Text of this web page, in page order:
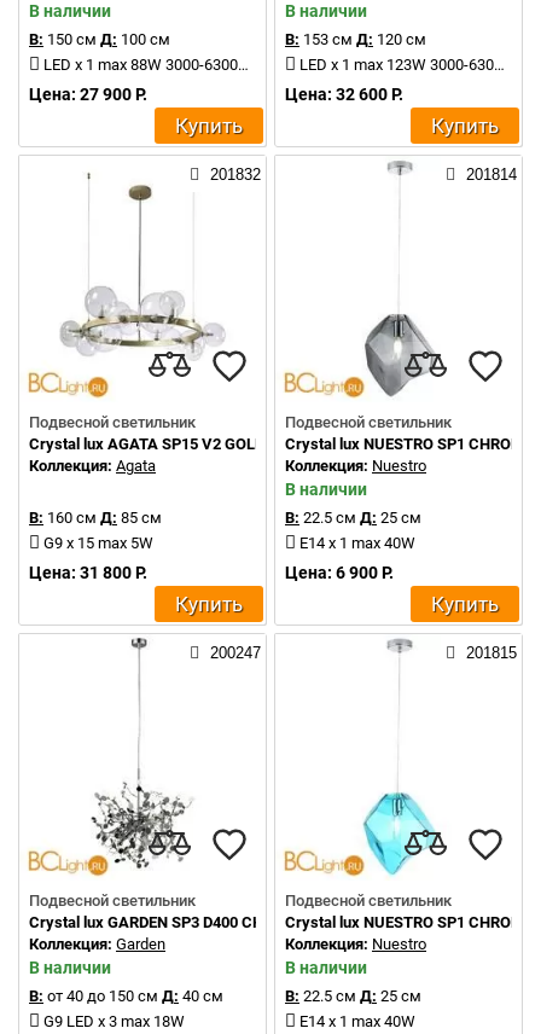
В наличии
В: 150 см Д: 100 см
LED x 1 max 88W 3000-6300K 5200Lm
Цена: 27 900 Р.
Купить
В наличии
В: 153 см Д: 120 см
LED x 1 max 123W 3000-6300K 7200Lm
Цена: 32 600 Р.
Купить
201832
Подвесной светильник
Crystal lux AGATA SP15 V2 GOLD/TRANSPARENTE
Коллекция: Agata
В: 160 см Д: 85 см
G9 x 15 max 5W
Цена: 31 800 Р.
Купить
201814
Подвесной светильник
Crystal lux NUESTRO SP1 CHROME/
Коллекция: Nuestro
В наличии
В: 22.5 см Д: 25 см
E14 x 1 max 40W
Цена: 6 900 Р.
Купить
200247
Подвесной светильник
Crystal lux GARDEN SP3 D400 CHROME
Коллекция: Garden
В наличии
В: от 40 до 150 см Д: 40 см
G9 LED x 3 max 18W
201815
Подвесной светильник
Crystal lux NUESTRO SP1 CHROME/
Коллекция: Nuestro
В наличии
В: 22.5 см Д: 25 см
E14 x 1 max 40W